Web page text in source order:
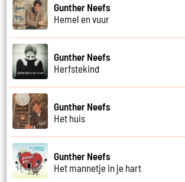
Gunther Neefs
Hemel en vuur
Gunther Neefs
Herfstekind
Gunther Neefs
Het huis
Gunther Neefs
Het mannetje in je hart